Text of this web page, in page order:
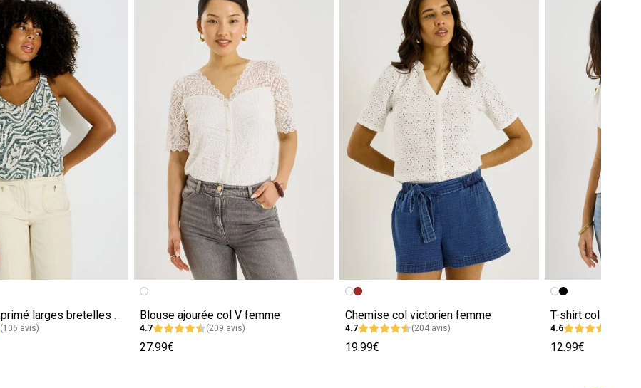
Débardeur imprimé larges bretelles femme
(106 avis)
Blouse ajourée col V femme
4.7 (209 avis)
27.99€
Chemise col victorien femme
4.7 (204 avis)
19.99€
T-shirt col rond
4.6
12.99€